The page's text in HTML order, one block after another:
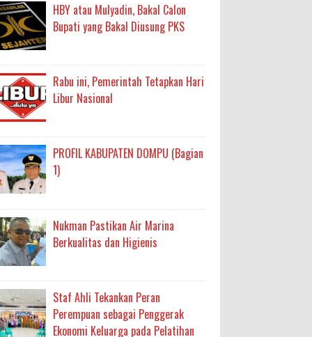
HBY atau Mulyadin, Bakal Calon
Bupati yang Bakal Diusung PKS
Rabu ini, Pemerintah Tetapkan Hari
Libur Nasional
PROFIL KABUPATEN DOMPU (Bagian
1)
Nukman Pastikan Air Marina
Berkualitas dan Higienis
Staf Ahli Tekankan Peran
Perempuan sebagai Penggerak
Ekonomi Keluarga pada Pelatihan